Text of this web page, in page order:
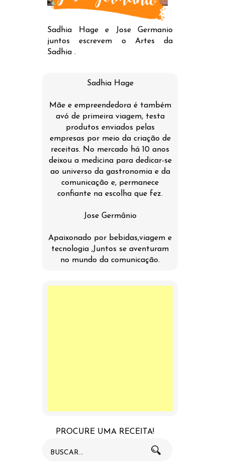
Sadhia Hage e Jose Germanio
juntos escrevem o Artes da
Sadhia .
Sadhia Hage
Mãe e empreendedora é também
avó de primeira viagem, testa
produtos enviados pelas
empresas por meio da criação de
receitas. No mercado há 10 anos
deixou a medicina para dedicar-se
ao universo da gastronomia e da
comunicação e, permanece
confiante na escolha que fez.
Jose Germânio
Apaixonado por bebidas,viagem e
tecnologia ,Juntos se aventuram
no mundo da comunicação.
PROCURE UMA RECEITA!